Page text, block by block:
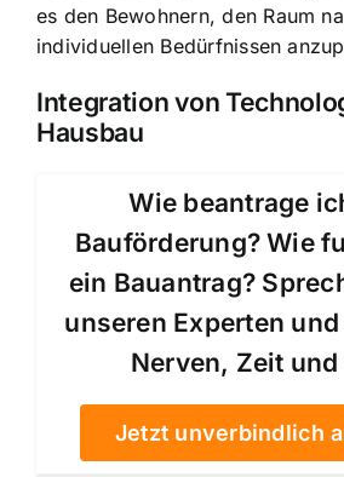
es den Bewohnern, den Raum
individuellen Bedürfnissen
Integration von
Hausbau
Wie beantrage
Bauförderung? Wie
ein Bauantrag?
unseren Experten
Nerven, Zeit und
Jetzt unverbindlich